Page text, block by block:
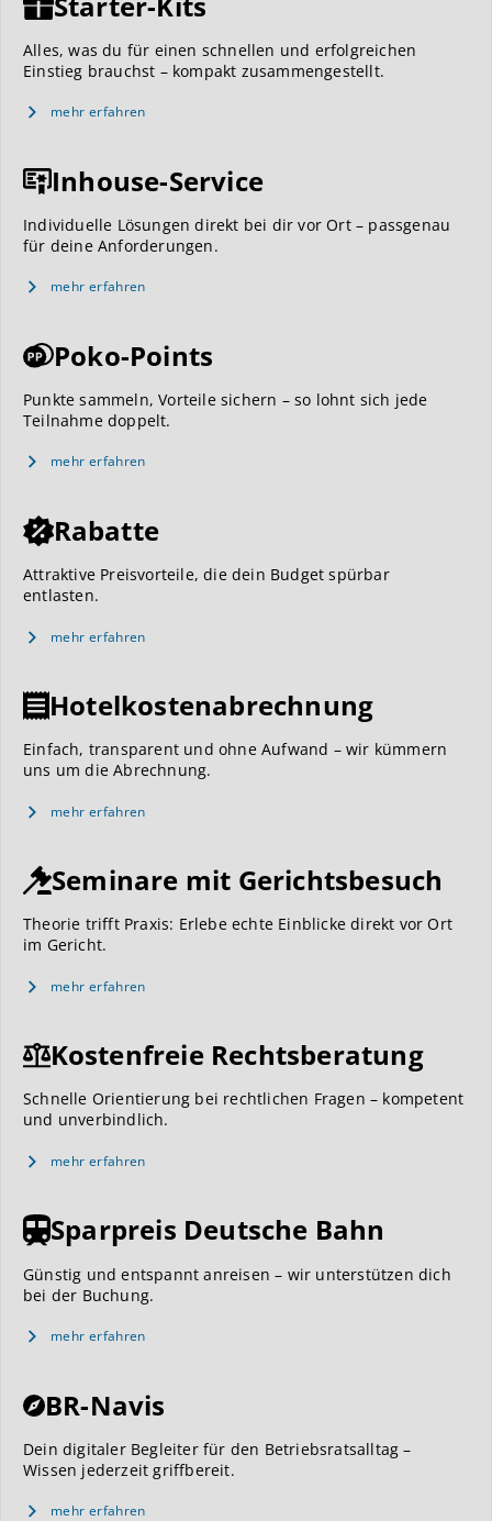
Alles, was du für einen schnellen und erfolgreichen
Einstieg brauchst – kompakt zusammengestellt.
mehr erfahren
Inhouse-Service
Individuelle Lösungen direkt bei dir vor Ort – passgenau
für deine Anforderungen.
mehr erfahren
Poko-Points
Punkte sammeln, Vorteile sichern – so lohnt sich jede
Teilnahme doppelt.
mehr erfahren
Rabatte
Attraktive Preisvorteile, die dein Budget spürbar
entlasten.
mehr erfahren
Hotelkostenabrechnung
Einfach, transparent und ohne Aufwand – wir kümmern
uns um die Abrechnung.
mehr erfahren
Seminare mit Gerichtsbesuch
Theorie trifft Praxis: Erlebe echte Einblicke direkt vor Ort
im Gericht.
mehr erfahren
Kostenfreie Rechtsberatung
Schnelle Orientierung bei rechtlichen Fragen – kompetent
und unverbindlich.
mehr erfahren
Sparpreis Deutsche Bahn
Günstig und entspannt anreisen – wir unterstützen dich
bei der Buchung.
mehr erfahren
BR-Navis
Dein digitaler Begleiter für den Betriebsratsalltag –
Wissen jederzeit griffbereit.
mehr erfahren